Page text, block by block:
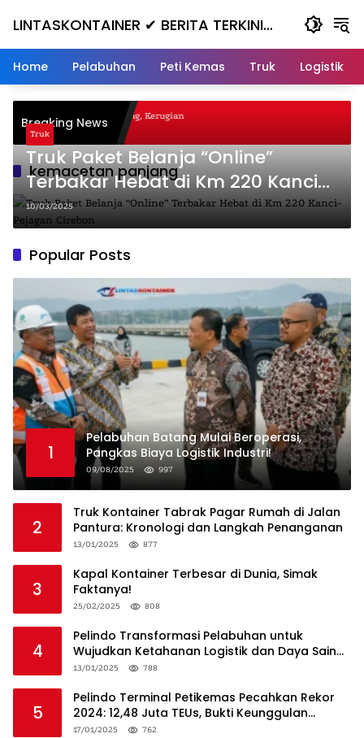
LINTASKONTAINER ✔ BERITA TERKINI
KONTAINER TERBARU HARI INI
Home Pelabuhan Peti Kemas Truk Logistik
Breaking News
Nanjak, Masuk ke Jurang, Kerugian
kemacetan panjang
Truk
Truk Paket Belanja “Online”
Terbakar Hebat di Km 220 Kanci-
Pejagan Cirebon
10/03/2025
Popular Posts
1
Pelabuhan Batang Mulai Beroperasi,
Pangkas Biaya Logistik Industri!
09/08/2025 997
2
Truk Kontainer Tabrak Pagar Rumah di Jalan
Pantura: Kronologi dan Langkah Penanganan
13/01/2025 877
3
Kapal Kontainer Terbesar di Dunia, Simak
Faktanya!
25/02/2025 808
4
Pelindo Transformasi Pelabuhan untuk
Wujudkan Ketahanan Logistik dan Daya Saing
Global
13/01/2025 788
5
Pelindo Terminal Petikemas Pecahkan Rekor
2024: 12,48 Juta TEUs, Bukti Keunggulan
Logistik Nasional
17/01/2025 762